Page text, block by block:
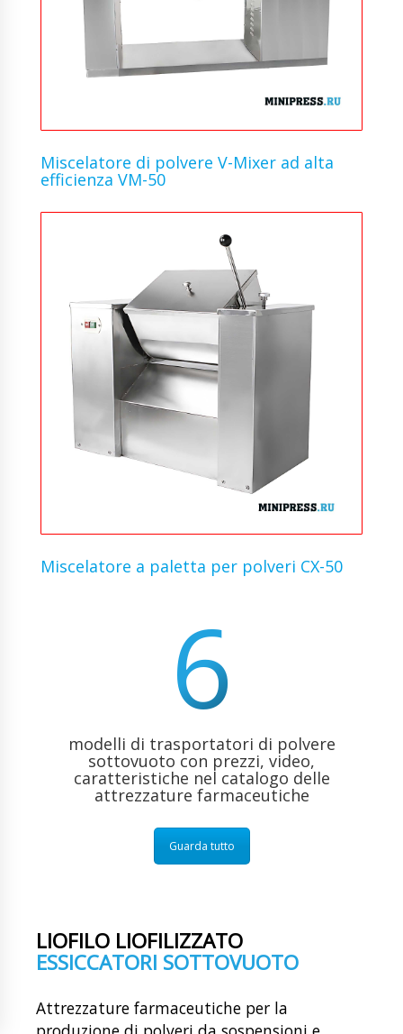
Miscelatore di polvere V-Mixer ad alta
efficienza VM-50
Miscelatore a paletta per polveri CX-50
6
modelli di trasportatori di polvere
sottovuoto con prezzi, video,
caratteristiche nel catalogo delle
attrezzature farmaceutiche
Guarda tutto
LIOFILO LIOFILIZZATO
ESSICCATORI SOTTOVUOTO
Attrezzature farmaceutiche per la